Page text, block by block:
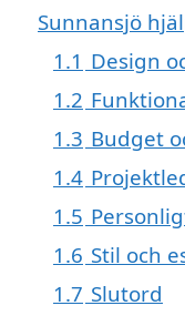
Sunnansjö
1.1 Design
1.2
1.3 Budget
1.4
1.5
1.6 Stil och
1.7 Slutord